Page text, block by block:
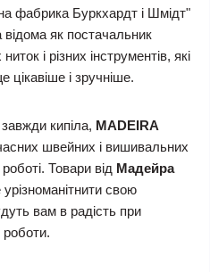
фабрика Буркхардт і Шмідт"
як постачальник
і різних інструментів, які
цікавіше і зручніше.
кипіла, MADEIRA
швейних і вишивальних
Товари від Мадейра
свою
вам в радість при
роботи.